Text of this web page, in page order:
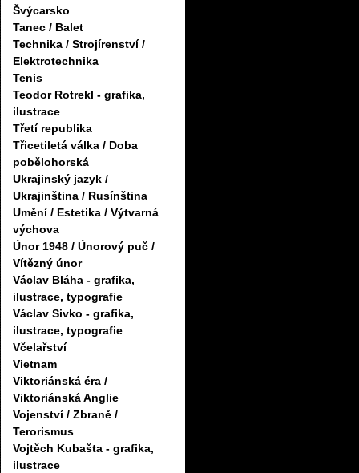
Švýcarsko
Tanec / Balet
Technika / Strojírenství /
Elektrotechnika
Tenis
Teodor Rotrekl - grafika,
ilustrace
Třetí republika
Třicetiletá válka / Doba
pobělohorská
Ukrajinský jazyk /
Ukrajinština / Rusínština
Umění / Estetika / Výtvarná
výchova
Únor 1948 / Únorový puč /
Vítězný únor
Václav Bláha - grafika,
ilustrace, typografie
Václav Sivko - grafika,
ilustrace, typografie
Včelařství
Vietnam
Viktoriánská éra /
Viktoriánská Anglie
Vojenství / Zbraně /
Terorismus
Vojtěch Kubašta - grafika,
ilustrace